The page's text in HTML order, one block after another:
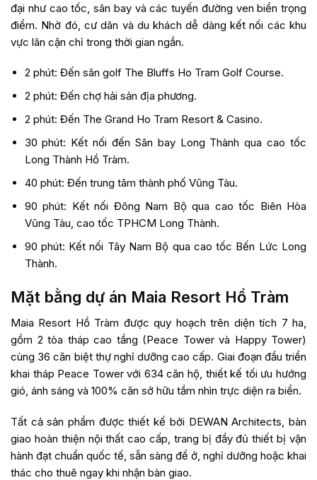
đại như cao tốc, sân bay và các tuyến đường ven biển trọng
điểm. Nhờ đó, cư dân và du khách dễ dàng kết nối các khu
vực lân cận chỉ trong thời gian ngắn.
2 phút: Đến sân golf The Bluffs Ho Tram Golf Course.
2 phút: Đến chợ hải sản địa phương.
2 phút: Đến The Grand Ho Tram Resort & Casino.
30 phút: Kết nối đến Sân bay Long Thành qua cao tốc
Long Thành Hồ Tràm.
40 phút: Đến trung tâm thành phố Vũng Tàu.
90 phút: Kết nối Đông Nam Bộ qua cao tốc Biên Hòa
Vũng Tàu, cao tốc TPHCM Long Thành.
90 phút: Kết nối Tây Nam Bộ qua cao tốc Bến Lức Long
Thành.
Mặt bằng dự án Maia Resort Hồ Tràm
Maia Resort Hồ Tràm được quy hoạch trên diện tích 7 ha,
gồm 2 tòa tháp cao tầng (Peace Tower và Happy Tower)
cùng 36 căn biệt thự nghỉ dưỡng cao cấp. Giai đoạn đầu triển
khai tháp Peace Tower với 634 căn hộ, thiết kế tối ưu hướng
gió, ánh sáng và 100% căn sở hữu tầm nhìn trực diện ra biển.
Tất cả sản phẩm được thiết kế bởi DEWAN Architects, bàn
giao hoàn thiện nội thất cao cấp, trang bị đầy đủ thiết bị vận
hành đạt chuẩn quốc tế, sẵn sàng để ở, nghỉ dưỡng hoặc khai
thác cho thuê ngay khi nhận bàn giao.